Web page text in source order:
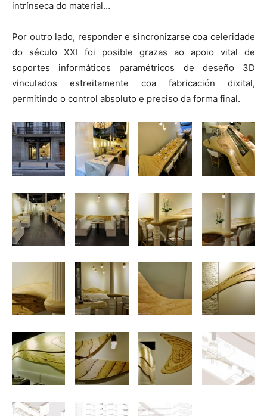
intrínseca do material…
Por outro lado, responder e sincronizarse coa celeridade
do século XXI foi posible grazas ao apoio vital de
soportes informáticos paramétricos de deseño 3D
vinculados estreitamente coa fabricación dixital,
permitindo o control absoluto e preciso da forma final.